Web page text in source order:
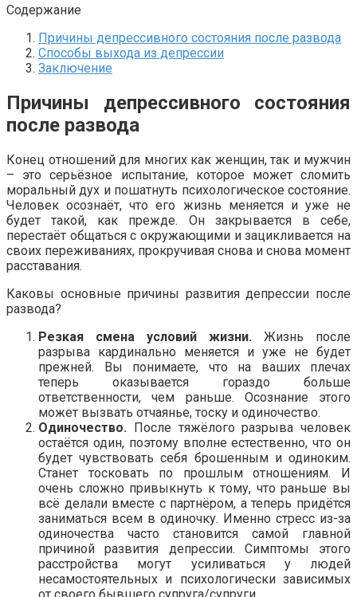
Содержание
Причины депрессивного состояния после развода
Способы выхода из депрессии
Заключение
Причины депрессивного состояния
после развода
Конец отношений для многих как женщин, так и мужчин
– это серьёзное испытание, которое может сломить
моральный дух и пошатнуть психологическое состояние.
Человек осознаёт, что его жизнь меняется и уже не
будет такой, как прежде. Он закрывается в себе,
перестаёт общаться с окружающими и зацикливается на
своих переживаниях, прокручивая снова и снова момент
расставания.
Каковы основные причины развития депрессии после
развода?
Резкая смена условий жизни. Жизнь после
разрыва кардинально меняется и уже не будет
прежней. Вы понимаете, что на ваших плечах
теперь оказывается гораздо больше
ответственности, чем раньше. Осознание этого
может вызвать отчаянье, тоску и одиночество.
Одиночество. После тяжёлого разрыва человек
остаётся один, поэтому вполне естественно, что он
будет чувствовать себя брошенным и одиноким.
Станет тосковать по прошлым отношениям. И
очень сложно привыкнуть к тому, что раньше вы
всё делали вместе с партнёром, а теперь придётся
заниматься всем в одиночку. Именно стресс из-за
одиночества часто становится самой главной
причиной развития депрессии. Симптомы этого
расстройства могут усиливаться у людей
несамостоятельных и психологически зависимых
от своего бывшего супруга/супруги.